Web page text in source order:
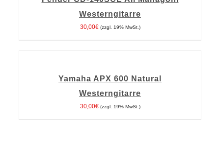
Westerngitarre
30,00€ (zzgl. 19% MwSt.)
Yamaha APX 600 Natural
Westerngitarre
30,00€ (zzgl. 19% MwSt.)